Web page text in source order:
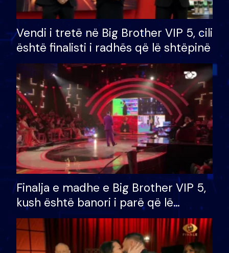
Vendi i tretë në Big Brother VIP 5, cili
është finalisti i radhës që lë shtëpinë
Finalja e madhe e Big Brother VIP 5,
kush është banori i parë që lë
shtëpinë dhe humb mundësinë për
të fituar çmimin e madh